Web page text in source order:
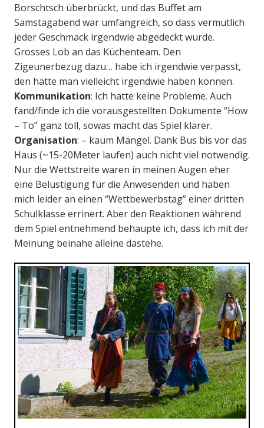
Borschtsch überbrückt, und das Buffet am
Samstagabend war umfangreich, so dass vermutlich
jeder Geschmack irgendwie abgedeckt wurde.
Grosses Lob an das Küchenteam. Den
Zigeunerbezug dazu… habe ich irgendwie verpasst,
den hätte man vielleicht irgendwie haben können.
Kommunikation: Ich hatte keine Probleme. Auch
fand/finde ich die vorausgestellten Dokumente “How
– To” ganz toll, sowas macht das Spiel klarer.
Organisation: – kaum Mängel. Dank Bus bis vor das
Haus (~15-20Meter laufen) auch nicht viel notwendig.
Nur die Wettstreite waren in meinen Augen eher
eine Belustigung für die Anwesenden und haben
mich leider an einen “Wettbewerbstag” einer dritten
Schulklasse errinert. Aber den Reaktionen während
dem Spiel entnehmend behaupte ich, dass ich mit der
Meinung beinahe alleine dastehe.